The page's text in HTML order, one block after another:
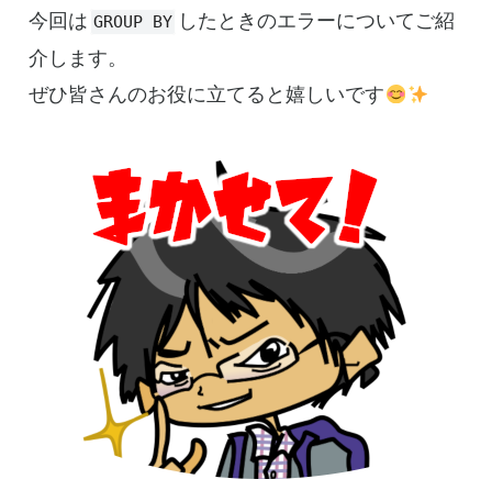
今回は GROUP BY したときのエラーについてご紹
介します。
ぜひ皆さんのお役に立てると嬉しいです